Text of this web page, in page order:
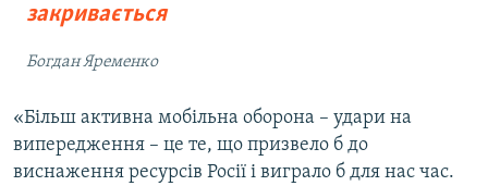
закривається
Богдан Яременко
«Більш активна мобільна оборона – удари на
випередження – це те, що призвело б до
виснаження ресурсів Росії і виграло б для нас час.